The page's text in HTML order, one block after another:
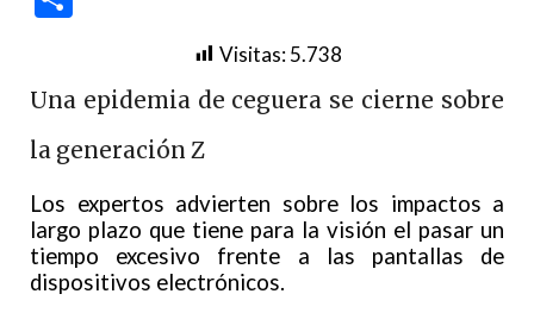
Visitas:5.738
Una epidemia de ceguera se cierne sobre
la generación Z
Los expertos advierten sobre los impactos a
largo plazo que tiene para la visión el pasar un
tiempo excesivo frente a las pantallas de
dispositivos electrónicos.